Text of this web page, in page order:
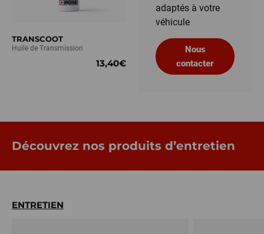
TRANSCOOT
Huile de Transmission
13,40€
adaptés à votre
véhicule
Nous
contacter
Découvrez nos produits d’entretien
ENTRETIEN